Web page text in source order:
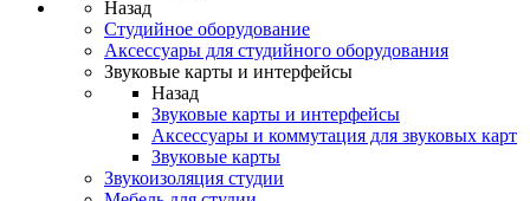
Назад
Студийное оборудование
Аксессуары для студийного оборудования
Звуковые карты и интерфейсы
Назад
Звуковые карты и интерфейсы
Аксессуары и коммутация для звуковых карт
Звуковые карты
Звукоизоляция студии